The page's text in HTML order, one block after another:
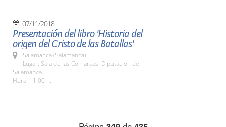
07/11/2018
Presentación del libro 'Historia del
origen del Cristo de las Batallas'
Salamanca (Salamanca)
Lugar: Sala de las Comarcas. Diputación de
Salamanca
Hora: 11:00 h.